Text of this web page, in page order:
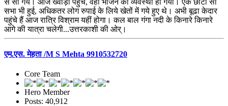
सभा भी हुई, अधिकतर लोग रुपाई के लिये खेतों में गये हुए थे। अभी बूढा केदार
पहुंचे हैं आज रात्रि विश्राम यहीं होगा। कल बाल गंगा नदी के किनारे किनारे
आगे की यात्रा चलेगी...उत्तरकाशी की ओर्।
एम.एस. मेहता /M S Mehta 9910532720
Core Team
Hero Member
Posts: 40,912